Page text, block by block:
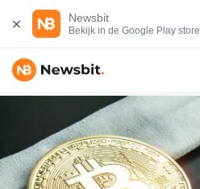
Newsbit
Bekijk in de Google Play store